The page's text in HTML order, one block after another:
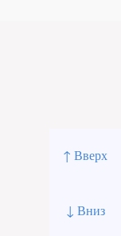
↑ Вверх
↓ Вниз